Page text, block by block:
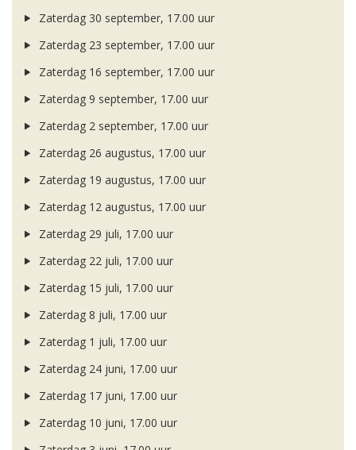
Zaterdag 30 september, 17.00 uur
Zaterdag 23 september, 17.00 uur
Zaterdag 16 september, 17.00 uur
Zaterdag 9 september, 17.00 uur
Zaterdag 2 september, 17.00 uur
Zaterdag 26 augustus, 17.00 uur
Zaterdag 19 augustus, 17.00 uur
Zaterdag 12 augustus, 17.00 uur
Zaterdag 29 juli, 17.00 uur
Zaterdag 22 juli, 17.00 uur
Zaterdag 15 juli, 17.00 uur
Zaterdag 8 juli, 17.00 uur
Zaterdag 1 juli, 17.00 uur
Zaterdag 24 juni, 17.00 uur
Zaterdag 17 juni, 17.00 uur
Zaterdag 10 juni, 17.00 uur